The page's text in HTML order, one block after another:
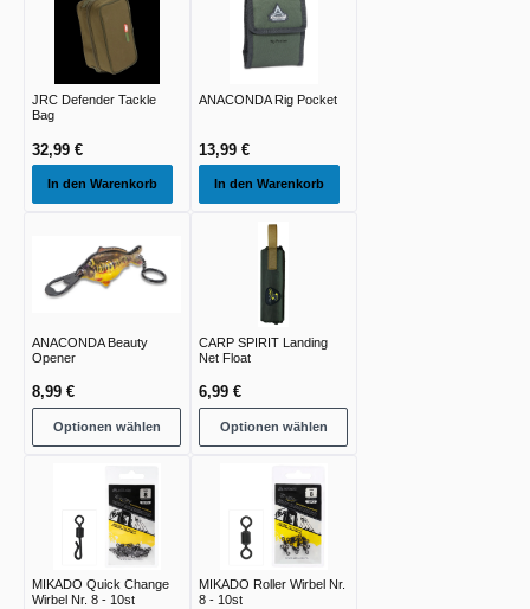
JRC Defender Tackle
Bag
32,99 €
In den Warenkorb
ANACONDA Rig Pocket
13,99 €
In den Warenkorb
ANACONDA Beauty
Opener
8,99 €
Optionen wählen
CARP SPIRIT Landing
Net Float
6,99 €
Optionen wählen
MIKADO Quick Change
Wirbel Nr. 8 - 10st
MIKADO Roller Wirbel Nr.
8 - 10st